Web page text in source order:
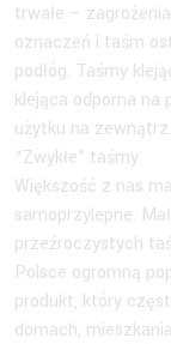
trwałe –
oznaczeń i taśm
podłóg. Taśmy
klejąca odporna na
użytku na zewnątrz.
“Zwykłe” taśmy
Większość z nas
samoprzylepne.
przeźroczystych
Polsce ogromną
produkt, który
domach,